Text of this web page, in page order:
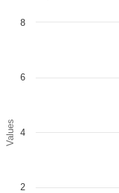
Chart
Bar chart with 2 data
Values
2
4
6
8